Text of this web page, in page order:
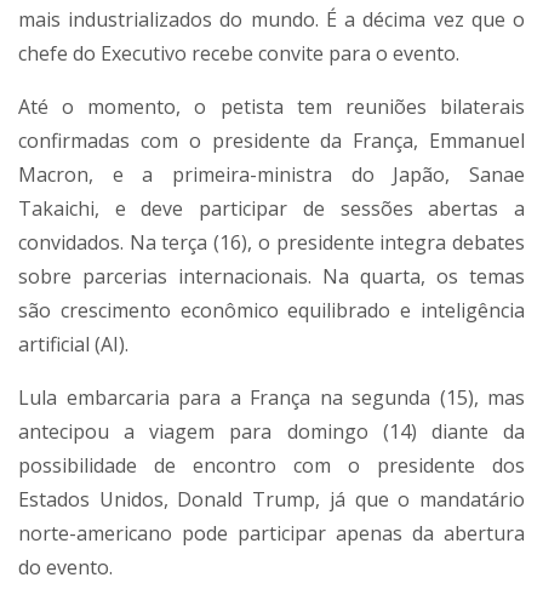
mais industrializados do mundo. É a décima vez que o
chefe do Executivo recebe convite para o evento.
Até o momento, o petista tem reuniões bilaterais
confirmadas com o presidente da França, Emmanuel
Macron, e a primeira-ministra do Japão, Sanae
Takaichi, e deve participar de sessões abertas a
convidados. Na terça (16), o presidente integra debates
sobre parcerias internacionais. Na quarta, os temas
são crescimento econômico equilibrado e inteligência
artificial (AI).
Lula embarcaria para a França na segunda (15), mas
antecipou a viagem para domingo (14) diante da
possibilidade de encontro com o presidente dos
Estados Unidos, Donald Trump, já que o mandatário
norte-americano pode participar apenas da abertura
do evento.